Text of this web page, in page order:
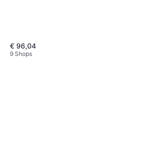
€ 96,04
9 Shops